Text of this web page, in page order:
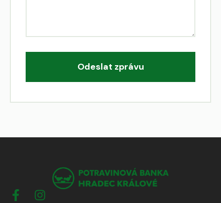
Odeslat zprávu